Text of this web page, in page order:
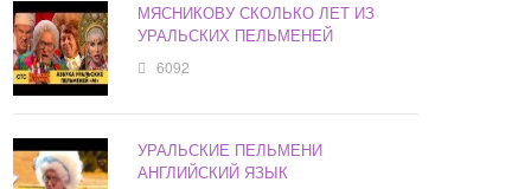
МЯСНИКОВУ СКОЛЬКО ЛЕТ ИЗ
УРАЛЬСКИХ ПЕЛЬМЕНЕЙ
6092
УРАЛЬСКИЕ ПЕЛЬМЕНИ
АНГЛИЙСКИЙ ЯЗЫК